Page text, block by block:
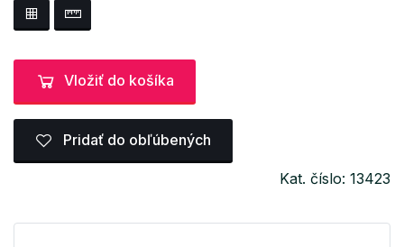
Vložiť do košíka
Pridať do obľúbených
Kat. číslo: 13423